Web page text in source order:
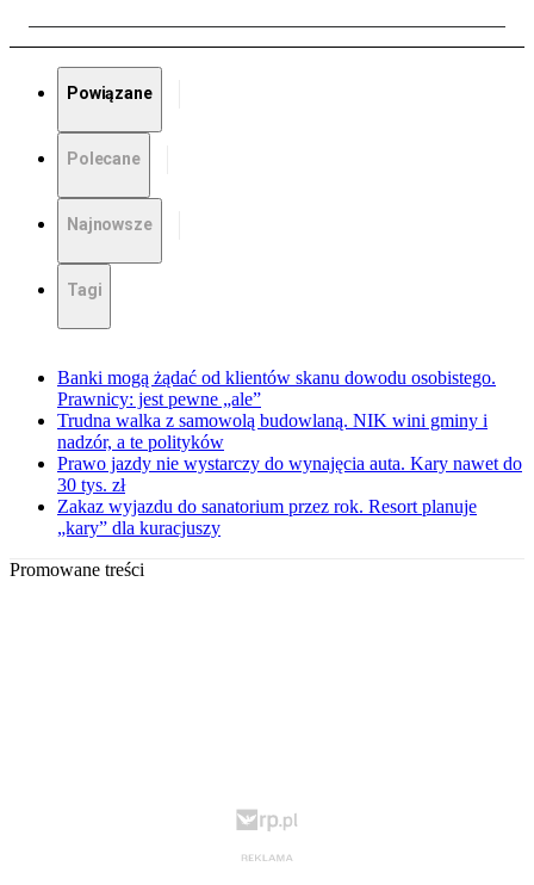
Powiązane
Polecane
Najnowsze
Tagi
Banki mogą żądać od klientów skanu dowodu osobistego.
Prawnicy: jest pewne „ale”
Trudna walka z samowolą budowlaną. NIK wini gminy i
nadzór, a te polityków
Prawo jazdy nie wystarczy do wynajęcia auta. Kary nawet do
30 tys. zł
Zakaz wyjazdu do sanatorium przez rok. Resort planuje
„kary” dla kuracjuszy
Promowane treści